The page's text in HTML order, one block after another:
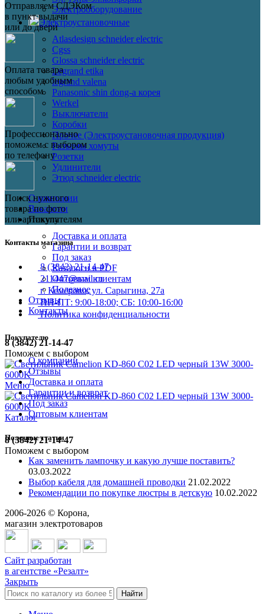
Электрооборудование
Электроустановочные
Atlasdesign schneider electric
Cgss
Glossa schneider electric
Legrand etika
legrand valena
Panasonic shin dong-a корея
Werkel
Выключатели
Коробки
Прочее (Электроустановочная продукция)
Разъемы хомуты
Розетки
Удлинители
Этюд schneider electric
О компании
Вакансии
Покупателям
Доставка и оплата
Гарантии и возврат
Под заказ
Каталоги в PDF
Оптовым клиентам
Полезное
Отзывы
Контакты
8 (3842) 21-14-47
Поможем с выбором
Меню
Каталог
8 (3842) 21-14-47
Поможем с выбором
Отправляем СДЭКом
в пункт выдачи
или до двери
Оплата товара
любым удобным
способом
Профессионально
поможем с выбором
по телефону
Поиск нужного
товара по фото
или артикулу
Контакты магазина
8 (3842) 21-14-47
211447@mail.ru
г. Кемерово, ул. Сарыгина, 27а
ПН-ПТ: 9:00-18:00; СБ: 10:00-16:00
Политика конфиденциальности
Покупателю
О компании
Отзывы
Доставка и оплата
Гарантии и возврат
Под заказ
Оптовым клиентам
Полезные статьи
Как заменить лампочку и какую лучше поставить?
03.03.2022
Выбор кабеля для домашней проводки 21.02.2022
Рекомендации по покупке люстры в детскую 10.02.2022
2006-2026 © Корона,
магазин электротоваров
Сайт разработан
в агентстве «Резалт»
Закрыть
Найти